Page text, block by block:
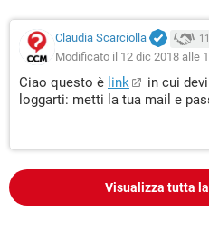
Claudia Scarciolla
Modificato il 12 dic 2018 alle
Ciao questo è link in cui
loggarti: metti la tua mail e
Visualizza tutta